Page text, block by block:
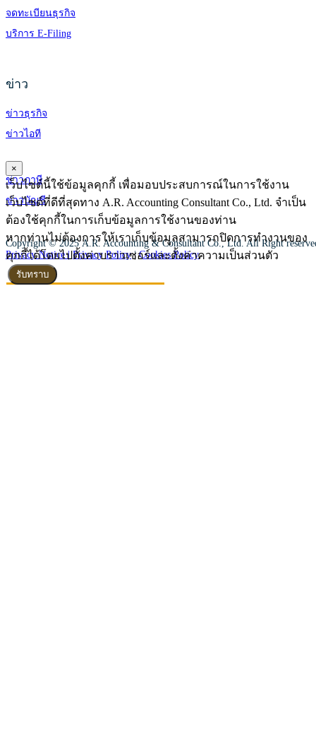
จดทะเบียนธุรกิจ
บริการ E-Filing
ข่าว
ข่าวธุรกิจ
ข่าวไอที
ข่าวภาษี
ข่าวบัญชี
Copyright © 2025 A.R. Accounting & Consultant Co., Ltd. All Right
Privacy Notice | Privacy Policy|Cookies Policy
×
เว็บไซต์นี้ใช้ข้อมูลคุกกี้ เพื่อมอบประสบการณ์ในการใช้งาน
เว็บไซต์ที่ดีที่สุดทาง A.R. Accounting Consultant Co., Ltd. จำเป็น
ต้องใช้คุกกี้ในการเก็บข้อมูลการใช้งานของท่าน
หากท่านไม่ต้องการให้เราเก็บข้อมูลสามารถปิดการทำงานของ
คุกกี้ได้โดยไปตั้งค่าบราวเซอร์และตั้งค่าความเป็นส่วนตัว
รับทราบ